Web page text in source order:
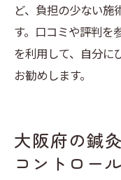
ど、負担の少ない施
す。口コミや評判を
を利用して、自分に
お勧めします。
大阪府の鍼
コントロール